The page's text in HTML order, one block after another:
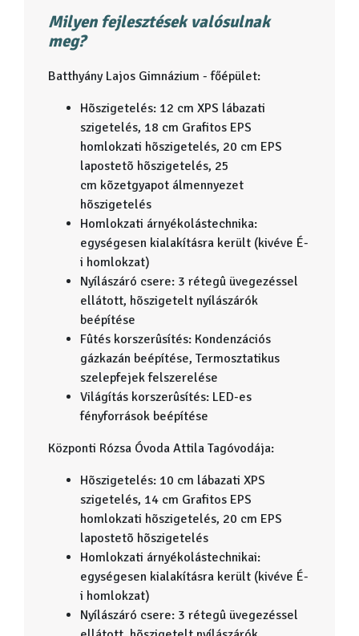
Milyen fejlesztések valósulnak
meg?
Batthyány Lajos Gimnázium - főépület:
Hõszigetelés: 12 cm XPS lábazati
szigetelés, 18 cm Grafitos EPS
homlokzati hõszigetelés, 20 cm EPS
lapostetõ hõszigetelés, 25
cm kõzetgyapot álmennyezet
hõszigetelés
Homlokzati árnyékolástechnika:
egységesen kialakításra került (kivéve É-
i homlokzat)
Nyílászáró csere: 3 rétegû üvegezéssel
ellátott, hõszigetelt nyílászárók
beépítése
Fûtés korszerûsítés: Kondenzációs
gázkazán beépítése, Termosztatikus
szelepfejek felszerelése
Világítás korszerûsítés: LED-es
fényforrások beépítése
Központi Rózsa Óvoda Attila Tagóvodája:
Hõszigetelés: 10 cm lábazati XPS
szigetelés, 14 cm Grafitos EPS
homlokzati hõszigetelés, 20 cm EPS
lapostetõ hõszigetelés
Homlokzati árnyékolástechnikai:
egységesen kialakításra került (kivéve É-
i homlokzat)
Nyílászáró csere: 3 rétegû üvegezéssel